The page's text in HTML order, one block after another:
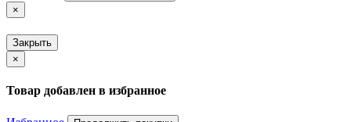
×
Закрыть
×
Товар добавлен в избранное